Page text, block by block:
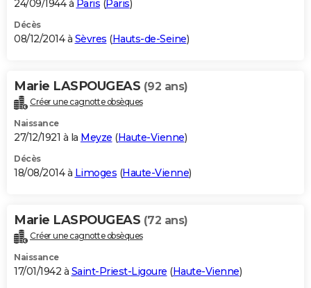
24/09/1944 à Paris (Paris)
Décès
08/12/2014 à Sèvres (Hauts-de-Seine)
Marie LASPOUGEAS (92 ans)
Créer une cagnotte obsèques
Naissance
27/12/1921 à la Meyze (Haute-Vienne)
Décès
18/08/2014 à Limoges (Haute-Vienne)
Marie LASPOUGEAS (72 ans)
Créer une cagnotte obsèques
Naissance
17/01/1942 à Saint-Priest-Ligoure (Haute-Vienne)